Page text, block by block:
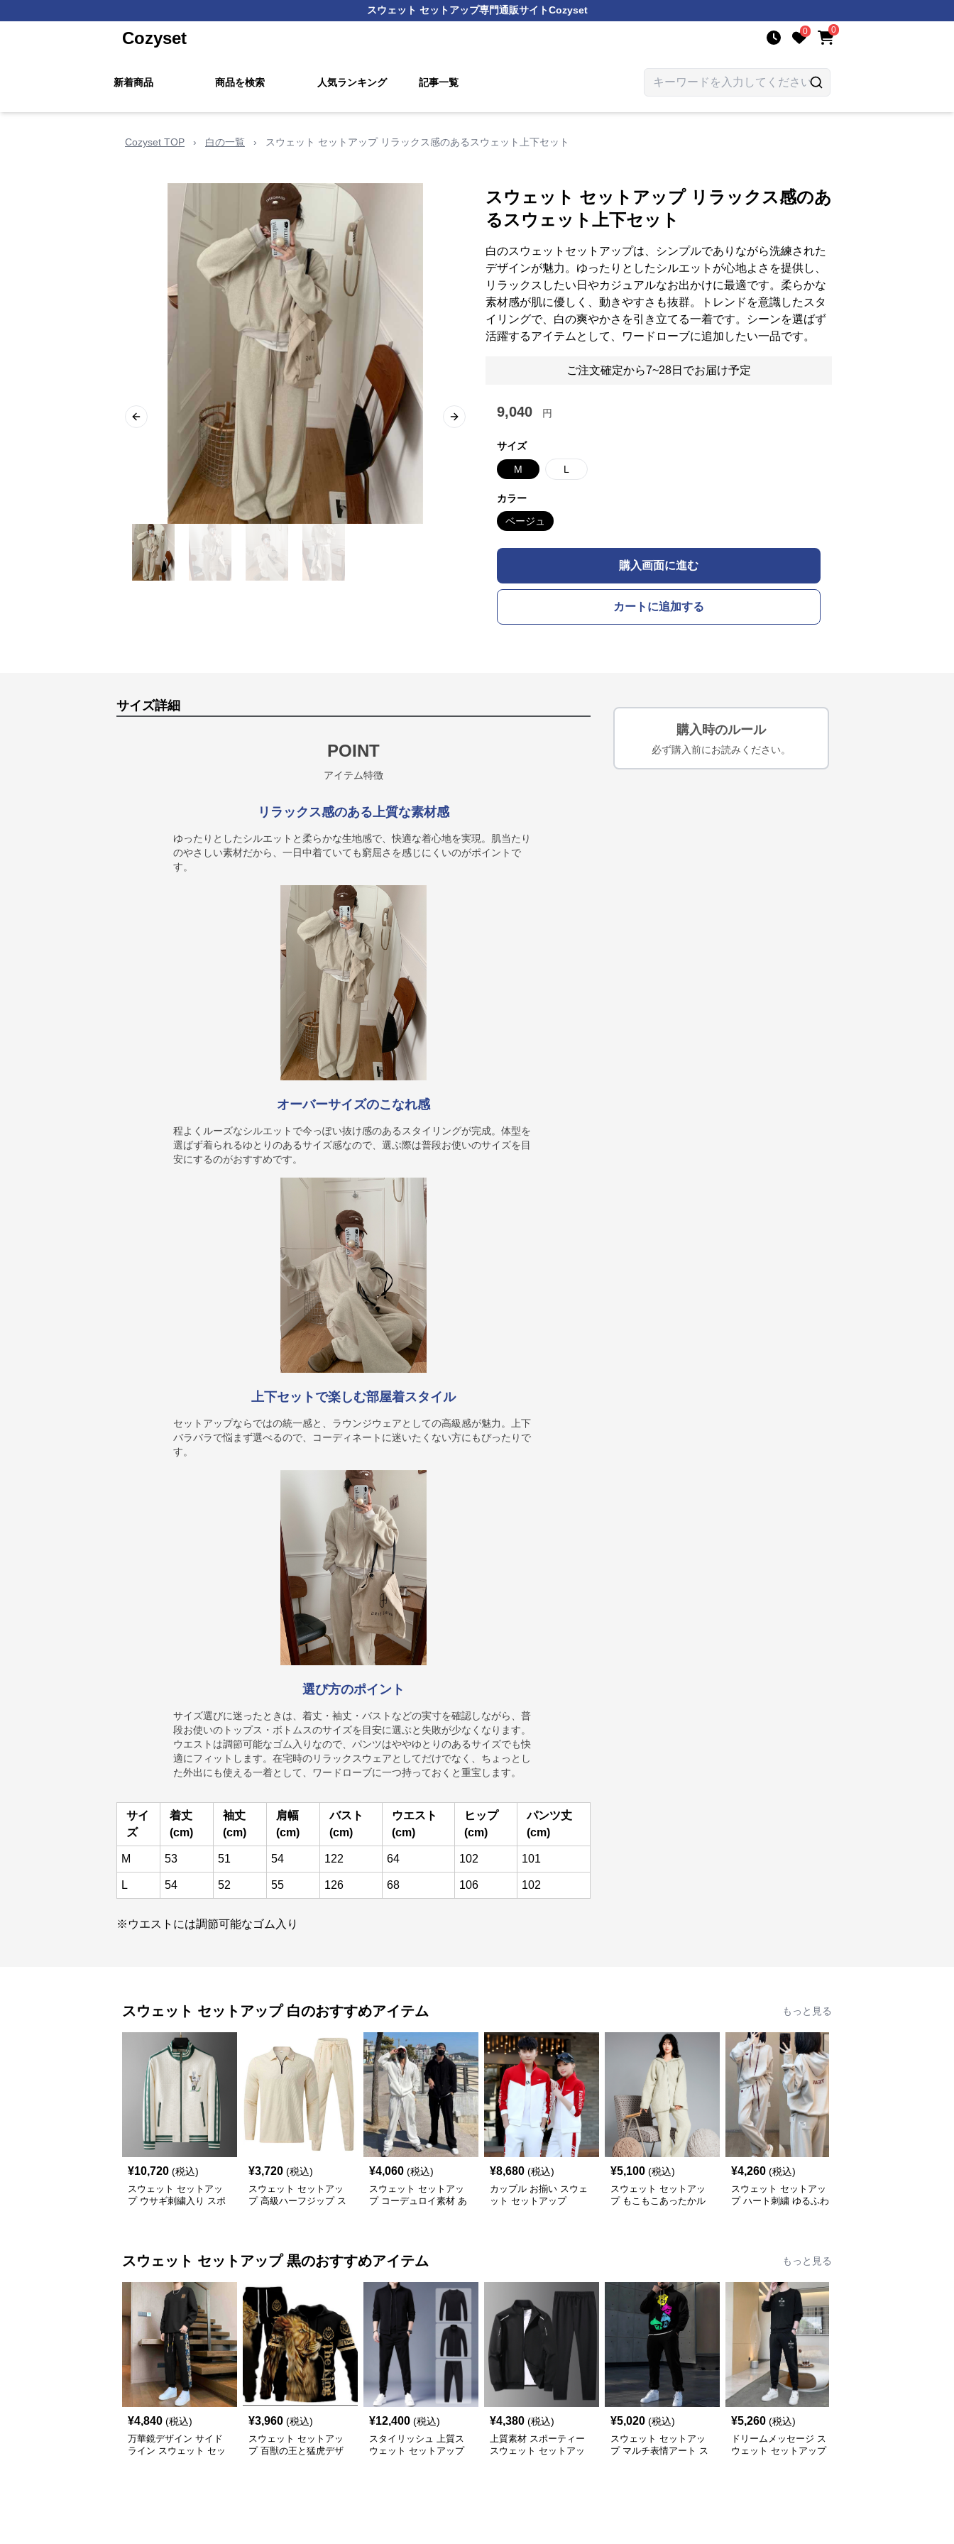
スウェット セットアップ専門通販サイトCozyset
Cozyset 0 0
新着商品 商品を検索 人気ランキング 記事一覧
Cozyset TOP › 白の一覧 › スウェット セットアップ リラックス感のあるスウェット上下セット
Previous slide Next slide
スウェット セットアップ リラックス感のあ
るスウェット上下セット
白のスウェットセットアップは、シンプルでありながら洗練された
デザインが魅力。ゆったりとしたシルエットが心地よさを提供し、
リラックスしたい日やカジュアルなお出かけに最適です。柔らかな
素材感が肌に優しく、動きやすさも抜群。トレンドを意識したスタ
イリングで、白の爽やかさを引き立てる一着です。シーンを選ばず
活躍するアイテムとして、ワードローブに追加したい一品です。
ご注文確定から7~28日でお届け予定
9,040 円
サイズ
M L
カラー
ベージュ
購入画面に進む
カートに追加する
サイズ詳細
POINT
アイテム特徴
リラックス感のある上質な素材感
ゆったりとしたシルエットと柔らかな生地感で、快適な着心地を実現。肌当たり
のやさしい素材だから、一日中着ていても窮屈さを感じにくいのがポイントで
す。
オーバーサイズのこなれ感
程よくルーズなシルエットで今っぽい抜け感のあるスタイリングが完成。体型を
選ばず着られるゆとりのあるサイズ感なので、選ぶ際は普段お使いのサイズを目
安にするのがおすすめです。
上下セットで楽しむ部屋着スタイル
セットアップならではの統一感と、ラウンジウェアとしての高級感が魅力。上下
バラバラで悩まず選べるので、コーディネートに迷いたくない方にもぴったりで
す。
選び方のポイント
サイズ選びに迷ったときは、着丈・袖丈・バストなどの実寸を確認しながら、普
段お使いのトップス・ボトムスのサイズを目安に選ぶと失敗が少なくなります。
ウエストは調節可能なゴム入りなので、パンツはややゆとりのあるサイズでも快
適にフィットします。在宅時のリラックスウェアとしてだけでなく、ちょっとし
た外出にも使える一着として、ワードローブに一つ持っておくと重宝します。
サイ
ズ
着丈
(cm)
袖丈
(cm)
肩幅
(cm)
バスト
(cm)
ウエスト
(cm)
ヒップ
(cm)
パンツ丈
(cm)
M 53 51 54 122 64 102 101
L 54 52 55 126 68 106 102
※ウエストには調節可能なゴム入り
購入時のルール
必ず購入前にお読みください。
スウェット セットアップ 白のおすすめアイテム もっと見る
¥10,720 (税込)
スウェット セットアッ
プ ウサギ刺繍入り スポ
¥3,720 (税込)
スウェット セットアッ
プ 高級ハーフジップ ス
¥4,060 (税込)
スウェット セットアッ
プ コーデュロイ素材 あ
¥8,680 (税込)
カップル お揃い スウェ
ット セットアップ
¥5,100 (税込)
スウェット セットアッ
プ もこもこあったかル
¥4,260 (税込)
スウェット セットアッ
プ ハート刺繍 ゆるふわ
スウェット セットアップ 黒のおすすめアイテム もっと見る
¥4,840 (税込)
万華鏡デザイン サイド
ライン スウェット セッ
¥3,960 (税込)
スウェット セットアッ
プ 百獣の王と猛虎デザ
¥12,400 (税込)
スタイリッシュ 上質ス
ウェット セットアップ
¥4,380 (税込)
上質素材 スポーティー
スウェット セットアッ
¥5,020 (税込)
スウェット セットアッ
プ マルチ表情アート ス
¥5,260 (税込)
ドリームメッセージ ス
ウェット セットアップ